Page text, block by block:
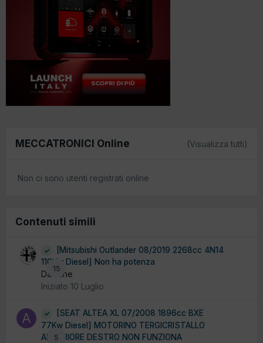
MECCATRONICI Online (Visualizza tutti)
Non ci sono utenti registrati online
Contenuti simili
15
[Mitsubishi Outlander 08/2019 2268cc 4N14
110Kw Diesel] Non ha potenza
Da Pline
Iniziato 10 Luglio
5
[SEAT ALTEA XL 07/2008 1896cc BXE
77Kw Diesel] MOTORINO TERGICRISTALLO
ANTERIORE DESTRO NON FUNZIONA